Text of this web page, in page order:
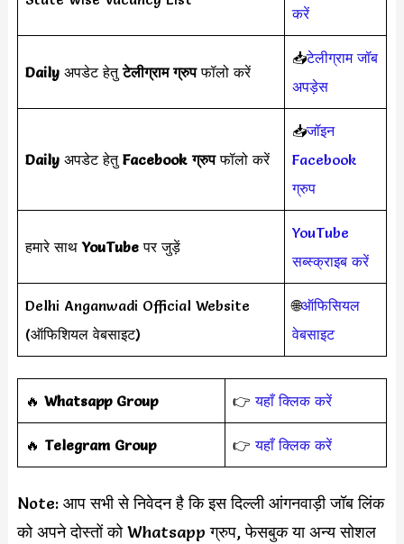
करें
Daily अपडेट हेतुटेलीग्राम ग्रुपफॉलो करें
📥टेलीग्राम जॉब
अपड़ेस
Daily अपडेट हेतुFacebook ग्रुपफॉलो करें
📥जॉइन
Facebook
ग्रुप
हमारे साथYouTubeपर जुड़ें
YouTube
सब्स्क्राइब करें
Delhi Anganwadi Official Website
(ऑफिशियल वेबसाइट)
🌐ऑफिसियल
वेबसाइट
‎️‍🔥 Whatsapp Group 👉यहाँ क्लिक करें
‎️‍🔥 Telegram Group 👉यहाँ क्लिक करें
Note: आप सभी से निवेदन है कि इस दिल्ली आंगनवाड़ी जॉब लिंक
को अपने दोस्तों को Whatsapp ग्रुप, फेसबुक या अन्य सोशल